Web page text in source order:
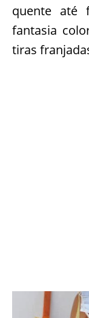
quente até
fantasia
tiras